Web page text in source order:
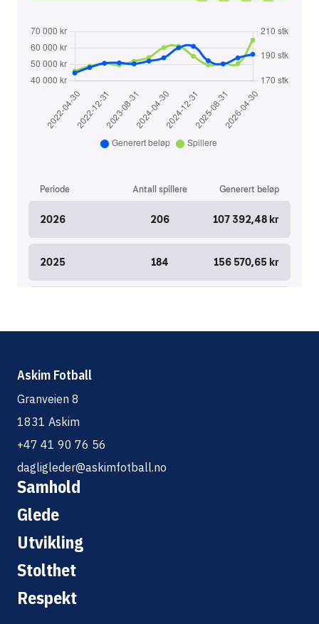
Askim Fotball
Granveien 8
1831 Askim
+47 41 90 76 56
dagligleder@askimfotball.no
Samhold
Glede
Utvikling
Stolthet
Respekt